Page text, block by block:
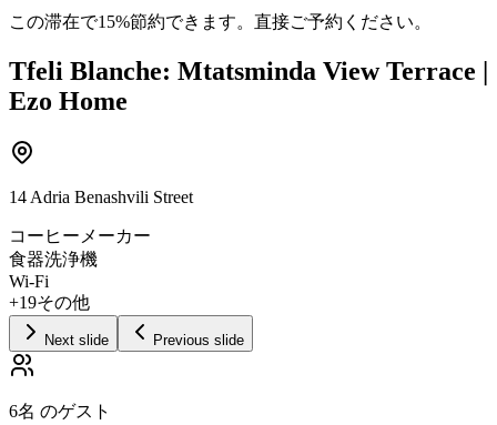
この滞在で15%節約できます。 直接ご予約ください。
Tfeli Blanche: Mtatsminda View Terrace |
Ezo Home
14 Adria Benashvili Street
コーヒーメーカー
食器洗浄機
Wi-Fi
+19その他
Next slide Previous slide
6名 のゲスト